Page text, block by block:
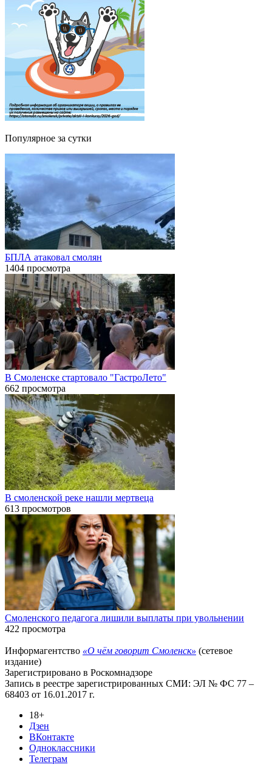
Популярное за сутки
БПЛА атаковал смолян
1404 просмотра
В Смоленске стартовало "ГастроЛето"
662 просмотра
В смоленской реке нашли мертвеца
613 просмотров
Смоленского педагога лишили выплаты при увольнении
422 просмотра
Информагентство «О чём говорит Смоленск» (сетевое
издание)
Зарегистрировано в Роскомнадзоре
Запись в реестре зарегистрированных СМИ: ЭЛ № ФС 77 –
68403 от 16.01.2017 г.
18+
Дзен
ВКонтакте
Одноклассники
Телеграм